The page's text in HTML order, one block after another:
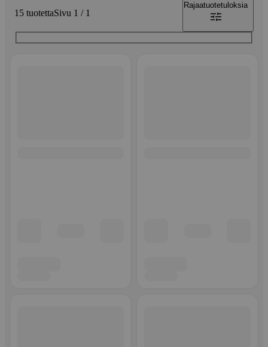
15 tuotettaSivu 1 / 1
Rajaatuotetuloksia